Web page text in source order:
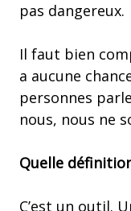
pas dangereux.
Il faut bien
a aucune
personnes
nous, nous ne
Quelle
C’est un outil.